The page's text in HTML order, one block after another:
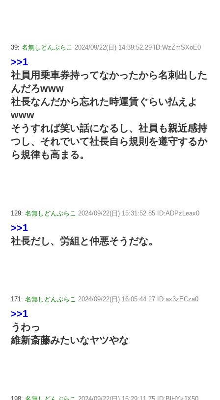
39: 名無しどんぶらこ 2024/09/22(日) 14:39:52.29 ID:WzZmSXoE0
>>1
社員用乗車券持ってなかったから名刺出した
んだろwww
社長なんだから忘れた時運賃ぐらい払えよ
www
そうすれば笑い話になるし、社員も親近感持
つし、それでいて社長自ら規則を遵守するか
ら規律も高まる。
129: 名無しどんぶらこ 2024/09/22(日) 15:31:52.85 ID:ADPzLeax0
>>1
社長だし、労組と仲悪そうだな。
171: 名無しどんぶらこ 2024/09/22(日) 16:05:44.27 ID:ax3zECza0
>>1
うわっ
維新斎藤みたいなヤツやな